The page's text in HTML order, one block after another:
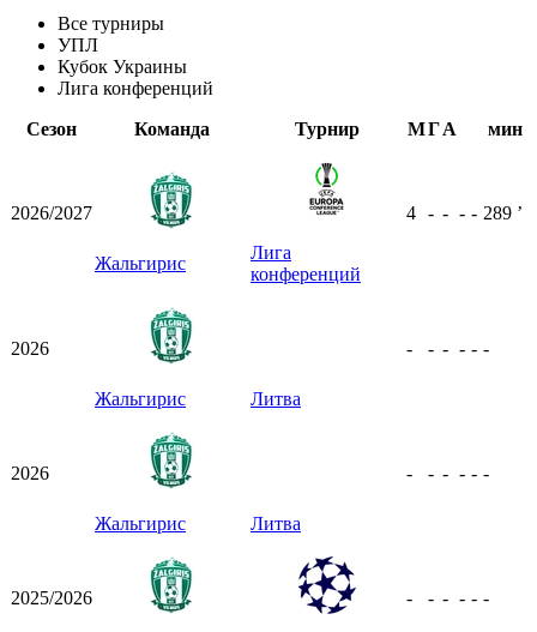
Все турниры
УПЛ
Кубок Украины
Лига конференций
Сезон
Команда Турнир МГА мин
2026/2027
Жальгирис
Лига
конференций
4 - - - - 289 ʼ
2026
Жальгирис Литва
- - - - - -
2026
Жальгирис Литва
- - - - - -
2025/2026 - - - - - -